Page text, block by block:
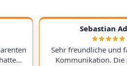
Sebastian
Sehr freundliche und
Kommunikation.